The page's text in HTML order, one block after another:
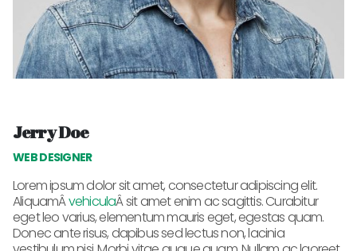
Jerry Doe
WEB DESIGNER
Lorem ipsum dolor sit amet, consectetur adipiscing elit.
AliquamÂvehiculaÂ sit amet enim ac sagittis. Curabitur
eget leo varius, elementum mauris eget, egestas quam.
Donec ante risus, dapibus sed lectus non, lacinia